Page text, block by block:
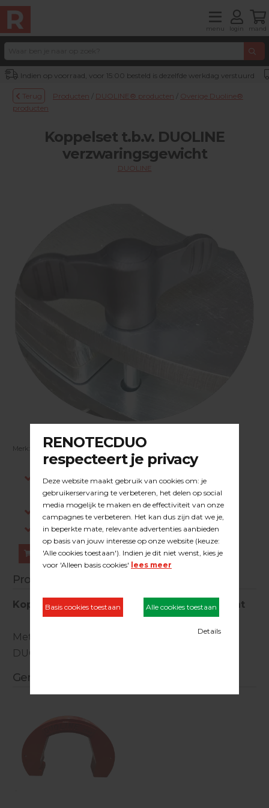
menu login mand
Indien op voorraad, voor 15:00 besteld is dezelfde werkdag verstuurd
Terug Producten / DUOLINE® producten / Overige Duoline®
producten
Koppelset t.b.v. DUOLINE
verzwaringsgewicht
DUOLINE
Merk: DUOLINE| Artikelnummer:23.18.001
Indien op voorraad, voor 15:00 besteld is
dezelfde werkdag verstuurd.
Gratis verzending in NL vanaf €200,-
Log in om prijzen te zien.
Bestellen
Productinformatie
Koppelset tbv DUOLINE verzwaringsgewicht
Met deze koppelsets bevestig je eenvoudig 2
DUOLINE verzwaringsgewichten aan elkaar.
Gerelateerde producten